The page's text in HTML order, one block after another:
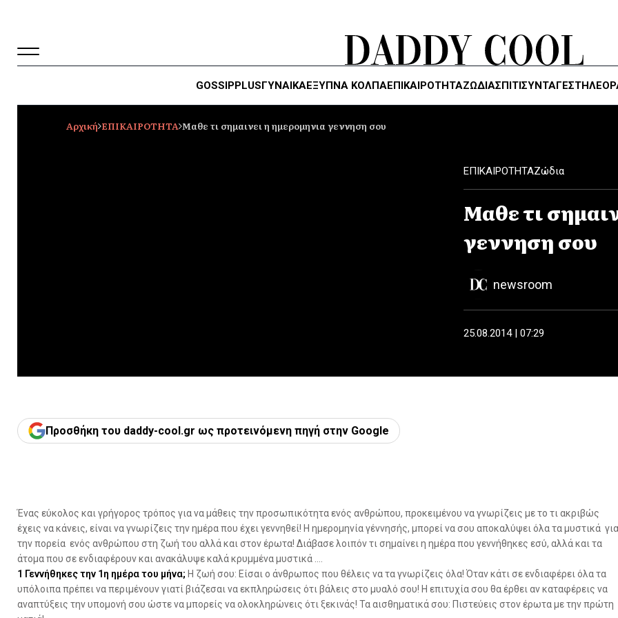
GOSSIPPLUSΓΥΝΑΙΚΑΈΞΥΠΝΑ ΚΌΛΠΑΕΠΙΚΑΙΡΟΤΗΤΑΖΏΔΙΑΣΠΙΤΙΣΥΝΤΑΓΕΣ
Αρχική ΕΠΙΚΑΙΡΟΤΗΤΑ Μαθε τι σημαινει η ημερομηνια γεννηση σου
ΕΠΙΚΑΙΡΟΤΗΤΑΖώδια
Μαθε τι
γεννηση σου
newsroom
25.08.2014 | 07:29
Προσθήκη του daddy-cool.gr ως προτεινόμενη πηγή στην Google
Ένας εύκολος και γρήγορος τρόπος για να μάθεις την προσωπικότητα ενός ανθρώπου, προκειμένου να γνωρίζεις με το τι ακριβώς
έχεις να κάνεις, είναι να γνωρίζεις την ημέρα που έχει γεννηθεί! Η ημερομηνία γέννησής, μπορεί να σου αποκαλύψει όλα τα μυστικά για
την πορεία ενός ανθρώπου στη ζωή του αλλά και στον έρωτα! Διάβασε λοιπόν τι σημαίνει η ημέρα που γεννήθηκες εσύ, αλλά και τα
άτομα που σε ενδιαφέρουν και ανακάλυψε καλά κρυμμένα μυστικά ….
1 Γεννήθηκες την 1η ημέρα του μήνα; Η ζωή σου: Είσαι ο άνθρωπος που θέλεις να τα γνωρίζεις όλα! Όταν κάτι σε ενδιαφέρει όλα τα
υπόλοιπα πρέπει να περιμένουν γιατί βιάζεσαι να εκπληρώσεις ότι βάλεις στο μυαλό σου! Η επιτυχία σου θα έρθει αν καταφέρεις να
αναπτύξεις την υπομονή σου ώστε να μπορείς να ολοκληρώνεις ότι ξεκινάς! Τα αισθηματικά σου: Πιστεύεις στον έρωτα με την πρώτη